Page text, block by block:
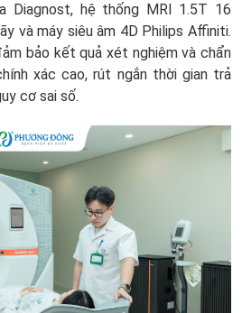
Diagnost, hệ thống MRI 1.5T 16
và máy siêu âm 4D Philips Affiniti.
bảo kết quả xét nghiệm và chẩn
xác cao, rút ngắn thời gian trả
cơ sai số.